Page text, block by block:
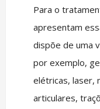
Para o
apresentam
dispõe de uma
por exemplo,
elétricas, laser,
articulares,